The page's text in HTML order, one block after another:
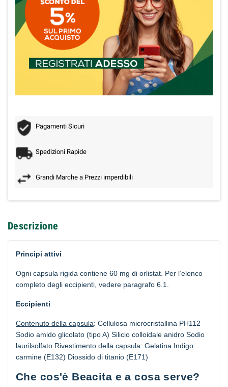
Pagamenti Sicuri
Spedizioni Rapide
Grandi Marche a Prezzi imperdibili
Descrizione
Principi attivi
Ogni capsula rigida contiene 60 mg di orlistat. Per l’elenco
completo degli eccipienti, vedere paragrafo 6.1.
Eccipienti
Contenuto della capsula: Cellulosa microcristallina PH112
Sodio amido glicolato (tipo A) Silicio colloidale anidro Sodio
laurilsolfato Rivestimento della capsula: Gelatina Indigo
carmine (E132) Diossido di titanio (E171)
Che cos'è Beacita e a cosa serve?